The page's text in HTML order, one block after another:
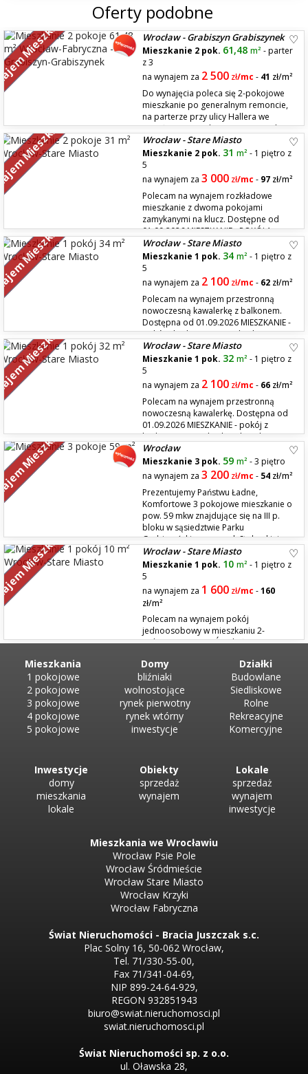
Oferty podobne
Mieszkań Wrocław - Grabiszyn Grabiszynek
Mieszkanie 2 pok. 61,48m² - parter
z 3
na wynajem za 2 500 zł/mc - 41 zł/m²
Do wynajęcia poleca się 2-pokojowe
mieszkanie po generalnym remoncie,
na parterze przy ulicy Hallera we
Wrocławiu. Mieszkanie o powierzchni
61,48 m² po remoncie w roku 2020, zlokalizowane w doskonałym
miejscu. Dla 1 lub 2 studentek/studentów. UKŁAD POMIESZCZEŃ: Salon
ok. 22 m² Kuchnia ok. 16,8 m...
Mieszkań Wrocław - Stare Miasto
Mieszkanie 2 pok. 31m² - 1 piętro z
5
na wynajem za3 000 zł/mc - 97 zł/m²
Polecam na wynajem rozkładowe
mieszkanie z dwoma pokojami
zamykanymi na klucz. Dostępne od
01.09.2026 MIESZKANIE - POKÓJ 1:
około 8-9 m2 Wyposażony w rozkładaną sofę, szafę, biurko, krzesło,
wiszące szafki - POKÓJ 2: około 8-9 m2 Wyposażony w rozkładaną sofę,
szafę, biurko, krzesło, wiszące szafk...
Mieszkań Wrocław - Stare Miasto
Mieszkanie 1 pok. 34m² - 1 piętro z
5
na wynajem za 2 100 zł/mc - 62 zł/m²
Polecam na wynajem przestronną
nowoczesną kawalerkę z balkonem.
Dostępna od 01.09.2026 MIESZKANIE -
pokój z kuchnią (Uwaga! brak
piekarnika i zmywarki do naczyń) - balkon - łazienka - wspólny hall z
dodatkową szafą, odkurzaczem i mopem do wspólnego użytku dla tego
mieszkania i 2 innych mieszkań LO...
Mieszkań Wrocław - Stare Miasto
Mieszkanie 1 pok. 32m² - 1 piętro z
5
na wynajem za 2 100 zł/mc - 66 zł/m²
Polecam na wynajem przestronną
nowoczesną kawalerkę. Dostępna od
01.09.2026 MIESZKANIE - pokój z
kuchnią (Uwaga! brak piekarnika i
zmywarki do naczyń) - łazienka - wspólny hall z dodatkową szafą,
odkurzaczem i mopem do wspólnego użytku dla tego mieszkania i 2
innych mieszkań LOKALIZACJA - Ul. Tęcz...
Mieszkań Wrocław
Mieszkanie 3 pok. 59m² - 3 piętro
na wynajem za3 200 zł/mc - 54 zł/m²
Prezentujemy Państwu Ładne,
Komfortowe 3 pokojowe mieszkanie o
pow. 59 mkw znajdujące się na III p.
bloku w sąsiedztwie Parku
Grabiszyńskiego przy ul. Stolarskiej.
Mieszkanie składa się z obszernego przedpokoju z dużą wnękową szafą,
salonu z wyjściem na balkon połączonego z aneksem kuchennym,
sypial...
Mieszkań Wrocław - Stare Miasto
Mieszkanie 1 pok. 10m² - 1 piętro z
5
na wynajem za 1 600 zł/mc -160
zł/m²
Polecam na wynajem pokój
jednoosobowy w mieszkaniu 2-
pokojowym. - POKÓJ: około 8-9 m2
KUCHNIA - wspólna do obu pokoi. Uwaga! Brak piekarnika i zmywarki
do naczyń - ŁAZIENKA Wyposażona w pralkę - HALL W hallu jest szafa z
odk...
Mieszkania
1 pokojowe
2 pokojowe
3 pokojowe
4 pokojowe
5 pokojowe
Domy
bliźniaki
wolnostojące
rynek pierwotny
rynek wtórny
inwestycje
Działki
Budowlane
Siedliskowe
Rolne
Rekreacyjne
Komercyjne
Inwestycje
domy
mieszkania
lokale
Obiekty
sprzedaż
wynajem
Lokale
sprzedaż
wynajem
inwestycje
Mieszkania we Wrocławiu
Wrocław Psie Pole
Wrocław Śródmieście
Wrocław Stare Miasto
Wrocław Krzyki
Wrocław Fabryczna
Świat Nieruchomości - Bracia Juszczak s.c.
Plac Solny 16, 50-062 Wrocław,
Tel. 71/330-55-00,
Fax 71/341-04-69,
NIP 899-24-64-929,
REGON 932851943
biuro@swiat.nieruchomosci.pl
swiat.nieruchomosci.pl
Świat Nieruchomości sp. z o.o.
ul. Oławska 28,